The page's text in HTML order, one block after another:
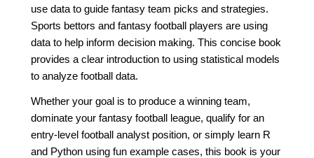
use data to guide fantasy team picks and strategies.
Sports bettors and fantasy football players are using
data to help inform decision making. This concise book
provides a clear introduction to using statistical models
to analyze football data.
Whether your goal is to produce a winning team,
dominate your fantasy football league, qualify for an
entry-level football analyst position, or simply learn R
and Python using fun example cases, this book is your